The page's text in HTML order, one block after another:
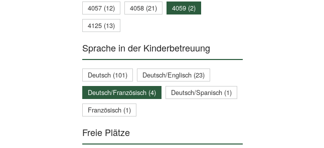
4057 (12)
4058 (21)
4059 (2)
4125 (13)
Sprache in der Kinderbetreuung
Deutsch (101)
Deutsch/Englisch (23)
Deutsch/Französisch (4)
Deutsch/Spanisch (1)
Französisch (1)
Freie Plätze